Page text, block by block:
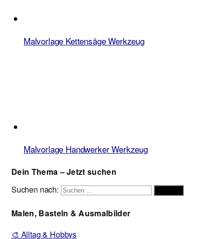
Malvorlage Kettensäge Werkzeug
Malvorlage Handwerker Werkzeug
Dein Thema – Jetzt suchen
Suchen nach:
Malen, Basteln & Ausmalbilder
🎨 Alltag & Hobbys